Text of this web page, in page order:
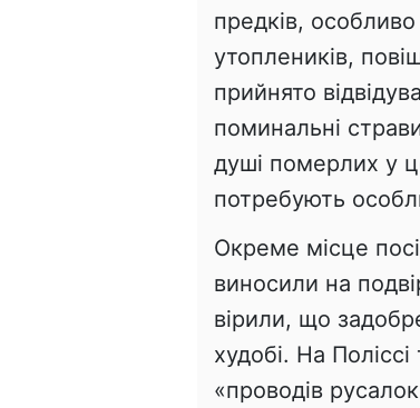
предків,
утоплеників,
прийнято
поминальні
душі померлих у
потребують
Окреме місце
виносили на
вірили, що
худобі. На
«проводів